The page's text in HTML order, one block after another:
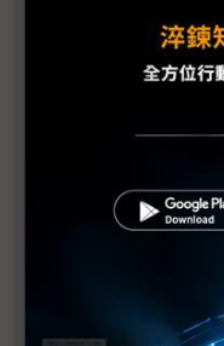
AWS ASIC伺服器
通用伺服器需求優
鴻海：Vera Rubin